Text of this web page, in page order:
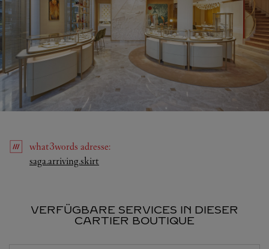
what3words adresse:
saga.arriving.skirt
VERFÜGBARE SERVICES IN DIESER
CARTIER BOUTIQUE